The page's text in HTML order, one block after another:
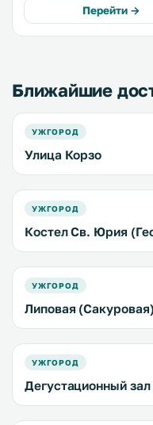
на всей территории. Кухня
оснащена
холодильником. .
Перейти →
Ближайшие
УЖГОРОД
Улица Корзо
УЖГОРОД
Костел Св. Юрия
УЖГОРОД
Липовая
УЖГОРОД
Дегустационный